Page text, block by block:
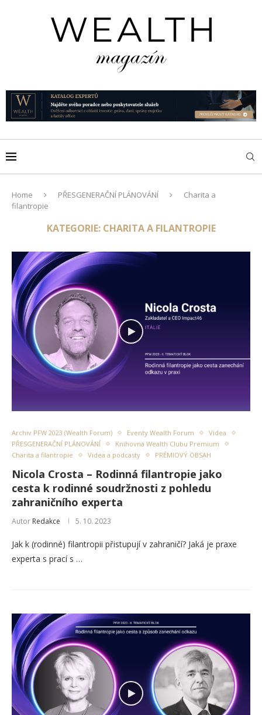
Home PŘESGENERAČNÍ PLÁNOVÁNÍ
Charita a
filantropie
KATEGORIE: CHARITA A FILANTROPIE
Archiv PFW 2023 (Wealth Forum) Eventy Wealth Forum
Videa
PŘESGENERAČNÍ PLÁNOVÁNÍ
Knihovna Wealth Clubu Premium
Charita a filantropie
Videa a podcasty PRÉMIOVÝ OBSAH
Nicola Crosta – Rodinná filantropie jako
cesta k rodinné soudržnosti z pohledu
zahraničního experta
Autor Redakce 5. 10. 2023
Jak k (rodinné) filantropii přistupují v zahraničí? Jaká je praxe
experta s prací s …